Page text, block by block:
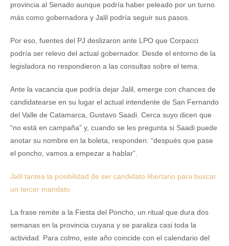
provincia al Senado aunque podría haber peleado por un turno
más como gobernadora y Jalil podría seguir sus pasos.
Por eso, fuentes del PJ deslizaron ante LPO que Corpacci
podría ser relevo del actual gobernador. Desde el entorno de la
legisladora no respondieron a las consultas sobre el tema.
Ante la vacancia que podría dejar Jalil, emerge con chances de
candidatearse en su lugar el actual intendente de San Fernando
del Valle de Catamarca, Gustavo Saadi. Cerca suyo dicen que
“no está en campaña” y, cuando se les pregunta si Saadi puede
anotar su nombre en la boleta, responden: “después que pase
el poncho, vamos a empezar a hablar”.
Jalil tantea la posibilidad de ser candidato libertario para buscar
un tercer mandato
La frase remite a la Fiesta del Poncho, un ritual que dura dos
semanas en la provincia cuyana y se paraliza casi toda la
actividad. Para colmo, este año coincide con el calendario del